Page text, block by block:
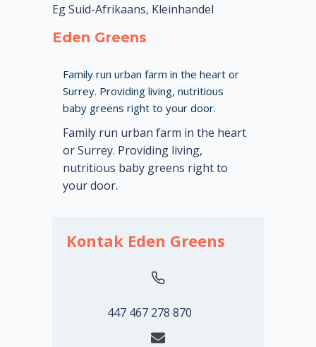
Eg Suid-Afrikaans, Kleinhandel
Eden Greens
Family run urban farm in the heart or
Surrey. Providing living, nutritious
baby greens right to your door.
Family run urban farm in the heart
or Surrey. Providing living,
nutritious baby greens right to
your door.
Kontak Eden Greens
447 467 278 870